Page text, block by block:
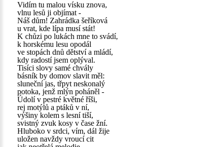
Vidím tu malou vísku znova,
vlnu lesů ji objímat -
Náš dům! Zahrádka šeříková
u vrat, kde lípa musí stát!
K chůzi po lukách mne to svádí,
k horskému lesu opodál
ve stopách dnů dětství a mládí,
kdy radostí jsem oplýval.
Tisíci slovy samé chvály
básník by domov slavit měl:
sluneční jas, třpyt neskonalý
potoka, jenž mlýn poháněl -
Údolí v pestré květné říši,
rej motýlů a ptáků v ní,
výšiny kolem s lesní tiší,
svistný zvuk kosy v čase žní.
Hluboko v srdci, vím, dál žije
uložen navždy vroucí cit